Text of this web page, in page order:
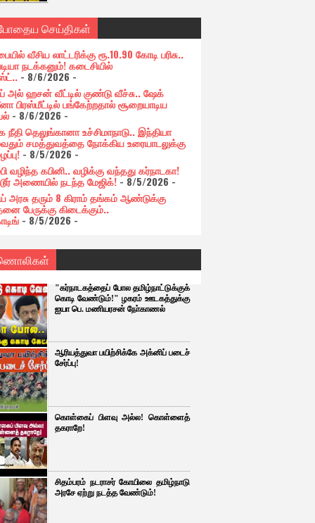
செய்திகள்
வீசிய லாட்டரிக்கு ரூ.10.90 கோடி பரிசு..
நடக்கனும்! கடைசியில்
- 8/6/2026 -
அல் ஹசன் வீட்டில் குண்டு வீச்சு.. ஷேக்
பிரஸ்மீட்டில் பங்கேற்றதால் சூறையாடிய
- 8/6/2026 -
நீதி தெலுங்கானா உச்சிமாநாடு.. இந்தியா
சமத்துவத்தை நோக்கிய உரையாடலுக்கு
- 8/5/2026 -
வழிந்த கபினி.. வழிக்கு வந்தது கர்நாடகா!
அணையில் நடந்த மேஜிக்!- 8/5/2026 -
அரசு தரும் 8 கிராம் தங்கம் ஆண்டுக்கு
பேருக்கு கிடைக்கும்..
- 8/5/2026 -
"கர்நாடகத்தைப் போல தமிழ்நாட்டுக்குக்
கொடி வேண்டும்!" ழகரம் ஊடகத்துக்கு
ஐயா பெ. மணியரசன் நோ்காணல்
ஆரியத்துவா பயிற்சிக்கே அக்னிப் படைச்
சேர்ப்பு!
கொள்கைப் பிளவு அல்ல! கொள்ளைத்
தகராறே!
சிதம்பரம் நடராசர் கோயிலை தமிழ்நாடு
அரசே ஏற்று நடத்த வேண்டும்!